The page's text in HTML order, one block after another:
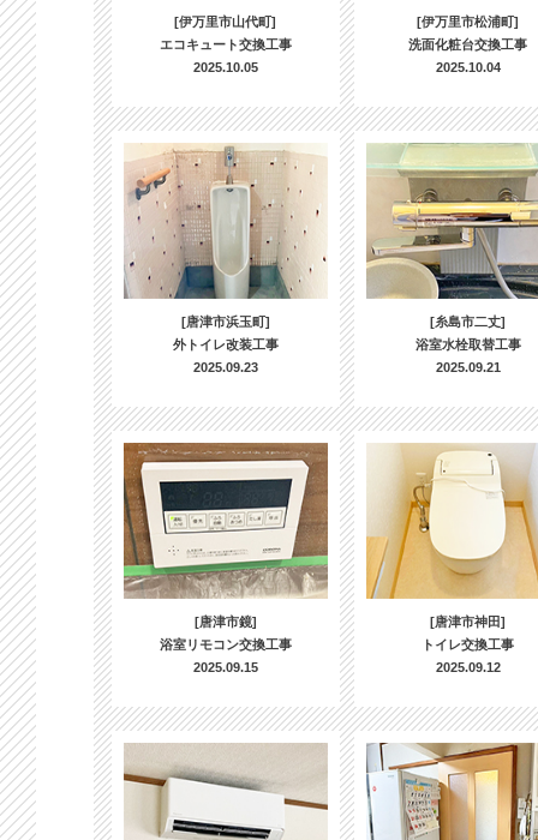
[伊万里市山代町]
エコキュート交換工事
2025.10.05
[伊万里市松浦町]
洗面化粧台交換工事
2025.10.04
[唐津市浜玉町]
外トイレ改装工事
2025.09.23
[糸島市二丈]
浴室水栓取替工事
2025.09.21
[唐津市鏡]
浴室リモコン交換工事
2025.09.15
[唐津市神田]
トイレ交換工事
2025.09.12